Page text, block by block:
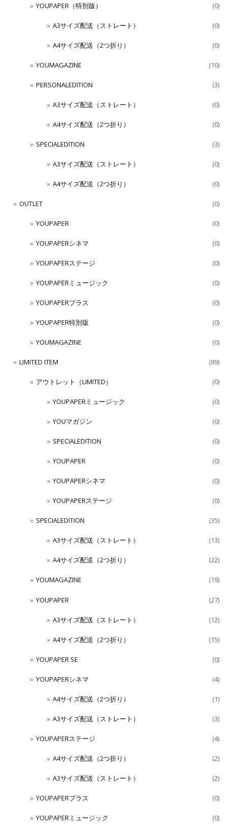
YOUPAPER（特別版） (0)
A3サイズ配送（ストレート） (0)
A4サイズ配送（2つ折り） (0)
YOUMAGAZINE (10)
PERSONALEDITION (3)
A3サイズ配送（ストレート） (0)
A4サイズ配送（2つ折り） (0)
SPECIALEDITION (3)
A3サイズ配送（ストレート） (0)
A4サイズ配送（2つ折り） (0)
OUTLET (0)
YOUPAPER (0)
YOUPAPERシネマ (0)
YOUPAPERステージ (0)
YOUPAPERミュージック (0)
YOUPAPERプラス (0)
YOUPAPER特別版 (0)
YOUMAGAZINE (0)
LIMITED ITEM (89)
アウトレット（LIMITED） (0)
YOUPAPERミュージック (0)
YOUマガジン (0)
SPECIALEDITION (0)
YOUPAPER (0)
YOUPAPERシネマ (0)
YOUPAPERステージ (0)
SPECIALEDITION (35)
A3サイズ配送（ストレート） (13)
A4サイズ配送（2つ折り） (22)
YOUMAGAZINE (19)
YOUPAPER (27)
A3サイズ配送（ストレート） (12)
A4サイズ配送（2つ折り） (15)
YOUPAPER SE (0)
YOUPAPERシネマ (4)
A4サイズ配送（2つ折り） (1)
A3サイズ配送（ストレート） (3)
YOUPAPERステージ (4)
A4サイズ配送（2つ折り） (2)
A3サイズ配送（ストレート） (2)
YOUPAPERプラス (0)
YOUPAPERミュージック (0)